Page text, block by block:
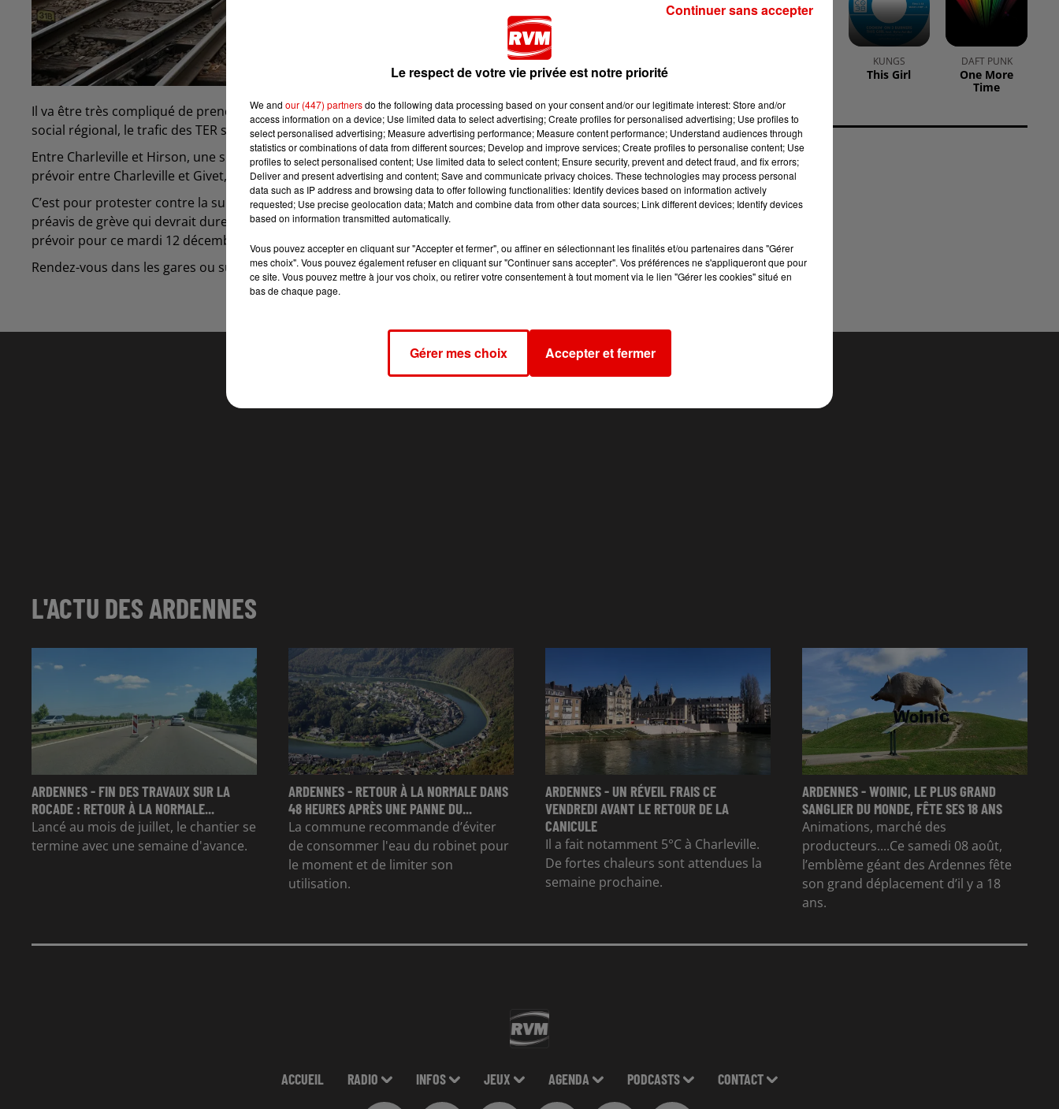
Il va être très compliqué de prendre le train ce lundi 11 décembre en Champagne-Ardenne. Suite à un mouvement
social régional, le trafic des TER s’annonce très perturbé.
Entre Charleville et Hirson, une substitution routière remplacera les trains. Seules 3 circulations sur 10 sont à
prévoir entre Charleville et Givet, et 9 sur 10 pour la ligne Epernay, Reims, Charleville et Metz.
C’est pour protester contre la suppression des contrôleurs dans les trains qu’une intersyndicale a déposé ce
préavis de grève qui devrait durer jusqu’à mercredi 13 décembre matin. Des perturbations sont donc également à
prévoir pour ce mardi 12 décembre.
Rendez-vous dans les gares ou sur
internetpour connaitre le trafic en temps réel.
KUNGS
This Girl
DAFT PUNK
One More
Time
L'ACTU DES ARDENNES
ARDENNES - FIN DES TRAVAUX SUR LA
ROCADE : RETOUR À LA NORMALE...
Lancé au mois de juillet, le chantier se
termine avec une semaine d'avance.
ARDENNES - RETOUR À LA NORMALE DANS
48 HEURES APRÈS UNE PANNE DU...
La commune recommande d’éviter
de consommer l'eau du robinet pour
le moment et de limiter son
utilisation.
ARDENNES - UN RÉVEIL FRAIS CE
VENDREDI AVANT LE RETOUR DE LA
CANICULE
Il a fait notamment 5°C à Charleville.
De fortes chaleurs sont attendues la
semaine prochaine.
ARDENNES - WOINIC, LE PLUS GRAND
SANGLIER DU MONDE, FÊTE SES 18 ANS
Animations, marché des
producteurs....Ce samedi 08 août,
l’emblème géant des Ardennes fête
son grand déplacement d’il y a 18
ans.
ACCUEIL RADIO INFOS JEUX AGENDA PODCASTS CONTACT
Le respect de votre vie privée est notre priorité
We and our (447) partnersdo the following data processing based on your consent and/or our legitimate interest: Store and/or
access information on a device; Use limited data to select advertising; Create profiles for personalised advertising; Use profiles to
select personalised advertising; Measure advertising performance; Measure content performance; Understand audiences through
statistics or combinations of data from different sources; Develop and improve services; Create profiles to personalise content; Use
profiles to select personalised content; Use limited data to select content; Ensure security, prevent and detect fraud, and fix errors;
Deliver and present advertising and content; Save and communicate privacy choices. These technologies may process personal
data such as IP address and browsing data to offer following functionalities: Identify devices based on information actively
requested; Use precise geolocation data; Match and combine data from other data sources; Link different devices; Identify devices
based on information transmitted automatically.
Vous pouvez accepter en cliquant sur "Accepter et fermer", ou affiner en sélectionnant les finalités et/ou partenaires dans "Gérer
mes choix". Vous pouvez également refuser en cliquant sur "Continuer sans accepter". Vos préférences ne s'appliqueront que pour
ce site. Vous pouvez mettre à jour vos choix, ou retirer votre consentement à tout moment via le lien "Gérer les cookies" situé en
bas de chaque page.
Gérer mes choix Accepter et fermer
Continuer sans accepter